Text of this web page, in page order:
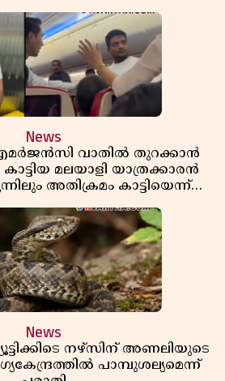
News
എമർജൻസി വാതിൽ തുറക്കാൻ
കാട്ടിയ മലയാളി യാത്രക്കാരൻ
അതിക്രമം കാട്ടിയെന്ന്
News
നഴ്സിന് അണലിയുടെ
പാമ്പുശല്യമെന്ന്